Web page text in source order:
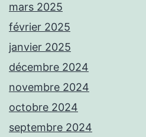
mars 2025
février 2025
janvier 2025
décembre 2024
novembre 2024
octobre 2024
septembre 2024